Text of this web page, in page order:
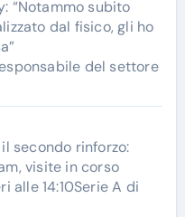
“Notammo subito
dal fisico, gli ho
del settore
secondo rinforzo:
visite in corso
alle 14:10Serie A di